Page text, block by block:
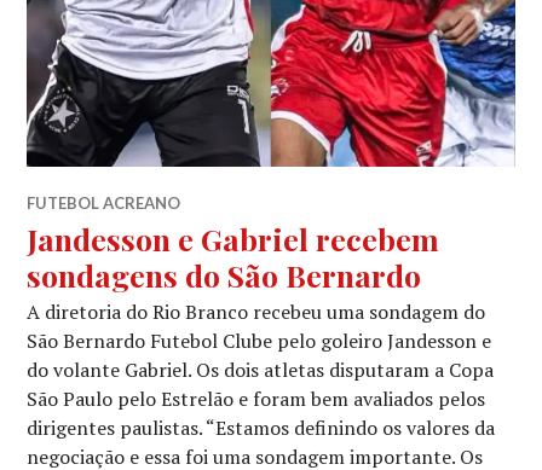
FUTEBOL ACREANO
Jandesson e Gabriel recebem
sondagens do São Bernardo
A diretoria do Rio Branco recebeu uma sondagem do
São Bernardo Futebol Clube pelo goleiro Jandesson e
do volante Gabriel. Os dois atletas disputaram a Copa
São Paulo pelo Estrelão e foram bem avaliados pelos
dirigentes paulistas. “Estamos definindo os valores da
negociação e essa foi uma sondagem importante. Os